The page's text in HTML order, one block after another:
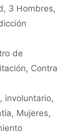
, 3 Hombres,
de
, Contra
, involuntario,
, Mujeres,